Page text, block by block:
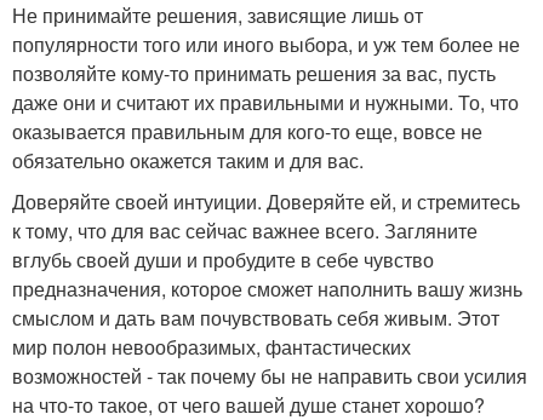
Не принимайте решения, зависящие лишь от
популярности того или иного выбора, и уж тем более не
позволяйте кому-то принимать решения за вас, пусть
даже они и считают их правильными и нужными. То, что
оказывается правильным для кого-то еще, вовсе не
обязательно окажется таким и для вас.
Доверяйте своей интуиции. Доверяйте ей, и стремитесь
к тому, что для вас сейчас важнее всего. Загляните
вглубь своей души и пробудите в себе чувство
предназначения, которое сможет наполнить вашу жизнь
смыслом и дать вам почувствовать себя живым. Этот
мир полон невообразимых, фантастических
возможностей - так почему бы не направить свои усилия
на что-то такое, от чего вашей душе станет хорошо?